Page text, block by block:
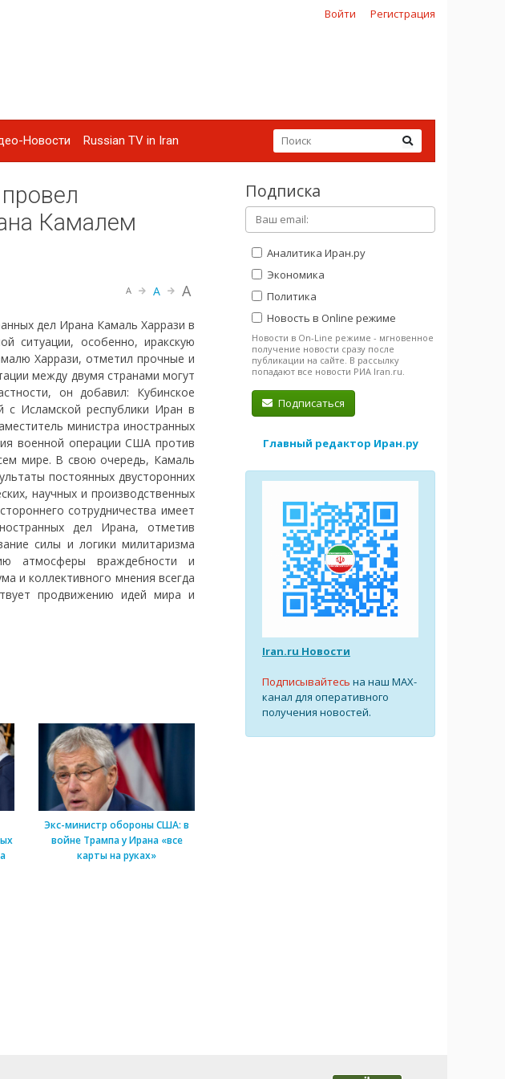
Войти Регистрация
Новости Russian TV in Iran
Камалем
A A A
дел Ирана Камаль Харрази в
ситуации, особенно, иракскую
Харрази, отметил прочные и
между двумя странами могут
он добавил: Кубинское
с Исламской республики Иран в
министра иностранных
военной операции США против
мире. В свою очередь, Камаль
постоянных двусторонних
научных и производственных
сотрудничества имеет
дел Ирана, отметив
силы и логики милитаризма
атмосферы враждебности и
и коллективного мнения всегда
продвижению идей мира и
Экс-министр обороны США: в
войне Трампа у Ирана «все
карты на руках»
Подписка
Аналитика Иран.ру
Экономика
Политика
Новость в Online режиме
Новости в On-Line режиме - мгновенное
получение новости сразу после
публикации на сайте. В рассылку
попадают все новости РИА Iran.ru.
Подписаться
Главный редактор Иран.ру
Iran.ru Новости
Подписывайтесь на наш MAX-
канал для оперативного
получения новостей.